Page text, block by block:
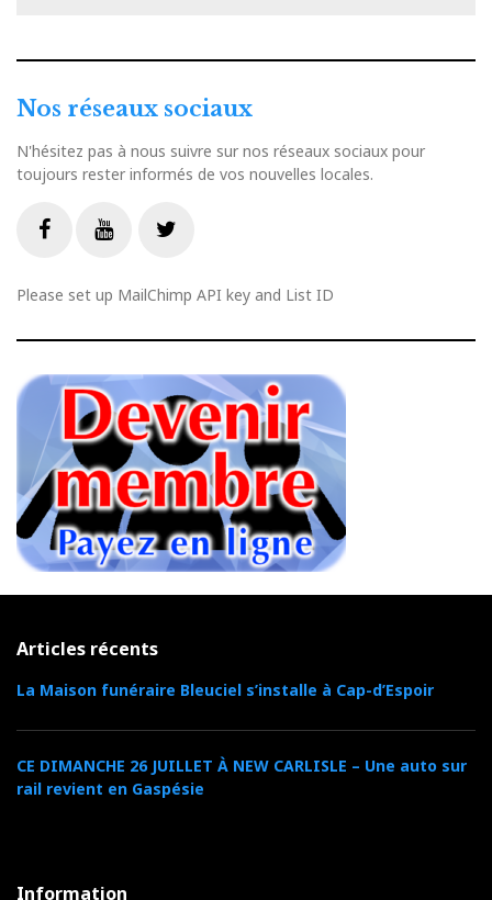
Nos réseaux sociaux
N'hésitez pas à nous suivre sur nos réseaux sociaux pour
toujours rester informés de vos nouvelles locales.
Please set up MailChimp API key and List ID
Articles récents
La Maison funéraire Bleuciel s’installe à Cap-d’Espoir
CE DIMANCHE 26 JUILLET À NEW CARLISLE – Une auto sur
rail revient en Gaspésie
Information